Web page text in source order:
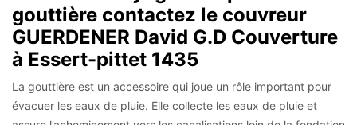
gouttière contactez le couvreur
GUERDENER David G.D Couverture
à Essert-pittet 1435
La gouttière est un accessoire qui joue un rôle important pour
évacuer les eaux de pluie. Elle collecte les eaux de pluie et